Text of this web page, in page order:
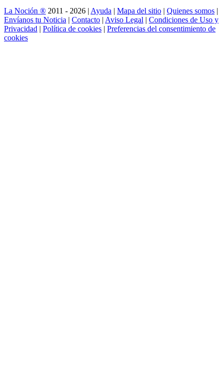
La Noción ® 2011 - 2026 | Ayuda | Mapa del sitio | Quienes somos |
Envíanos tu Noticia | Contacto | Aviso Legal | Condiciones de Uso y
Privacidad | Política de cookies | Preferencias del consentimiento de
cookies